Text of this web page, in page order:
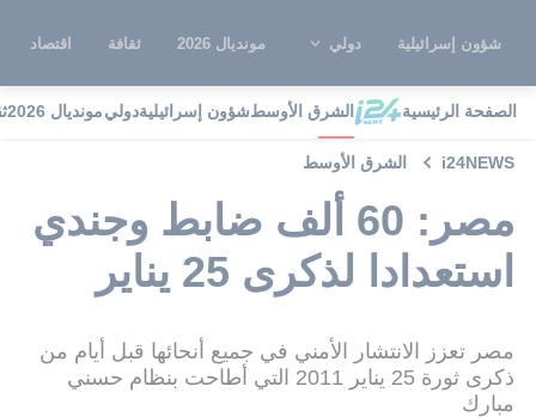
شؤون إسرائيلية دولي مونديال 2026 ثقافة اقتصاد
الصفحة الرئيسية الشرق الأوسطشؤون إسرائيليةدوليمونديال 2026
i24NEWS الشرق الأوسط
مصر: 60 ألف ضابط وجندي
استعدادا لذكرى 25 يناير
مصر تعزز الانتشار الأمني في جميع أنحائها قبل أيام من
ذكرى ثورة 25 يناير 2011 التي أطاحت بنظام حسني
مبارك